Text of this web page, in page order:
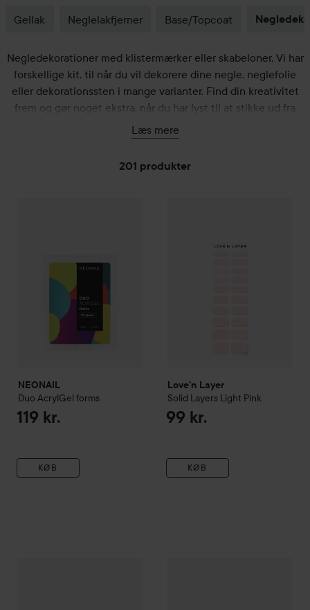
Gellak Neglelakfjerner Base/Topcoat
Negledekorationer med klistermærker eller skabeloner. Vi har
forskellige kit, til når du vil dekorere dine negle, neglefolie
eller dekorationssten i mange varianter. Find din kreativitet
frem og gør noget ekstra, når du har lyst til at stikke ud fra
mængden.
Læs mere
201 produkter
NEONAIL
Duo AcrylGel forms
119 kr.
KØB
Love'n Layer
Solid Layers Light Pink
99 kr.
KØB